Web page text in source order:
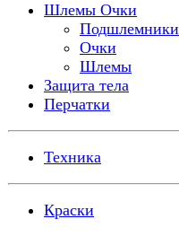
Шлемы Очки
Подшлемники
Очки
Шлемы
Защита тела
Перчатки
Техника
Краски